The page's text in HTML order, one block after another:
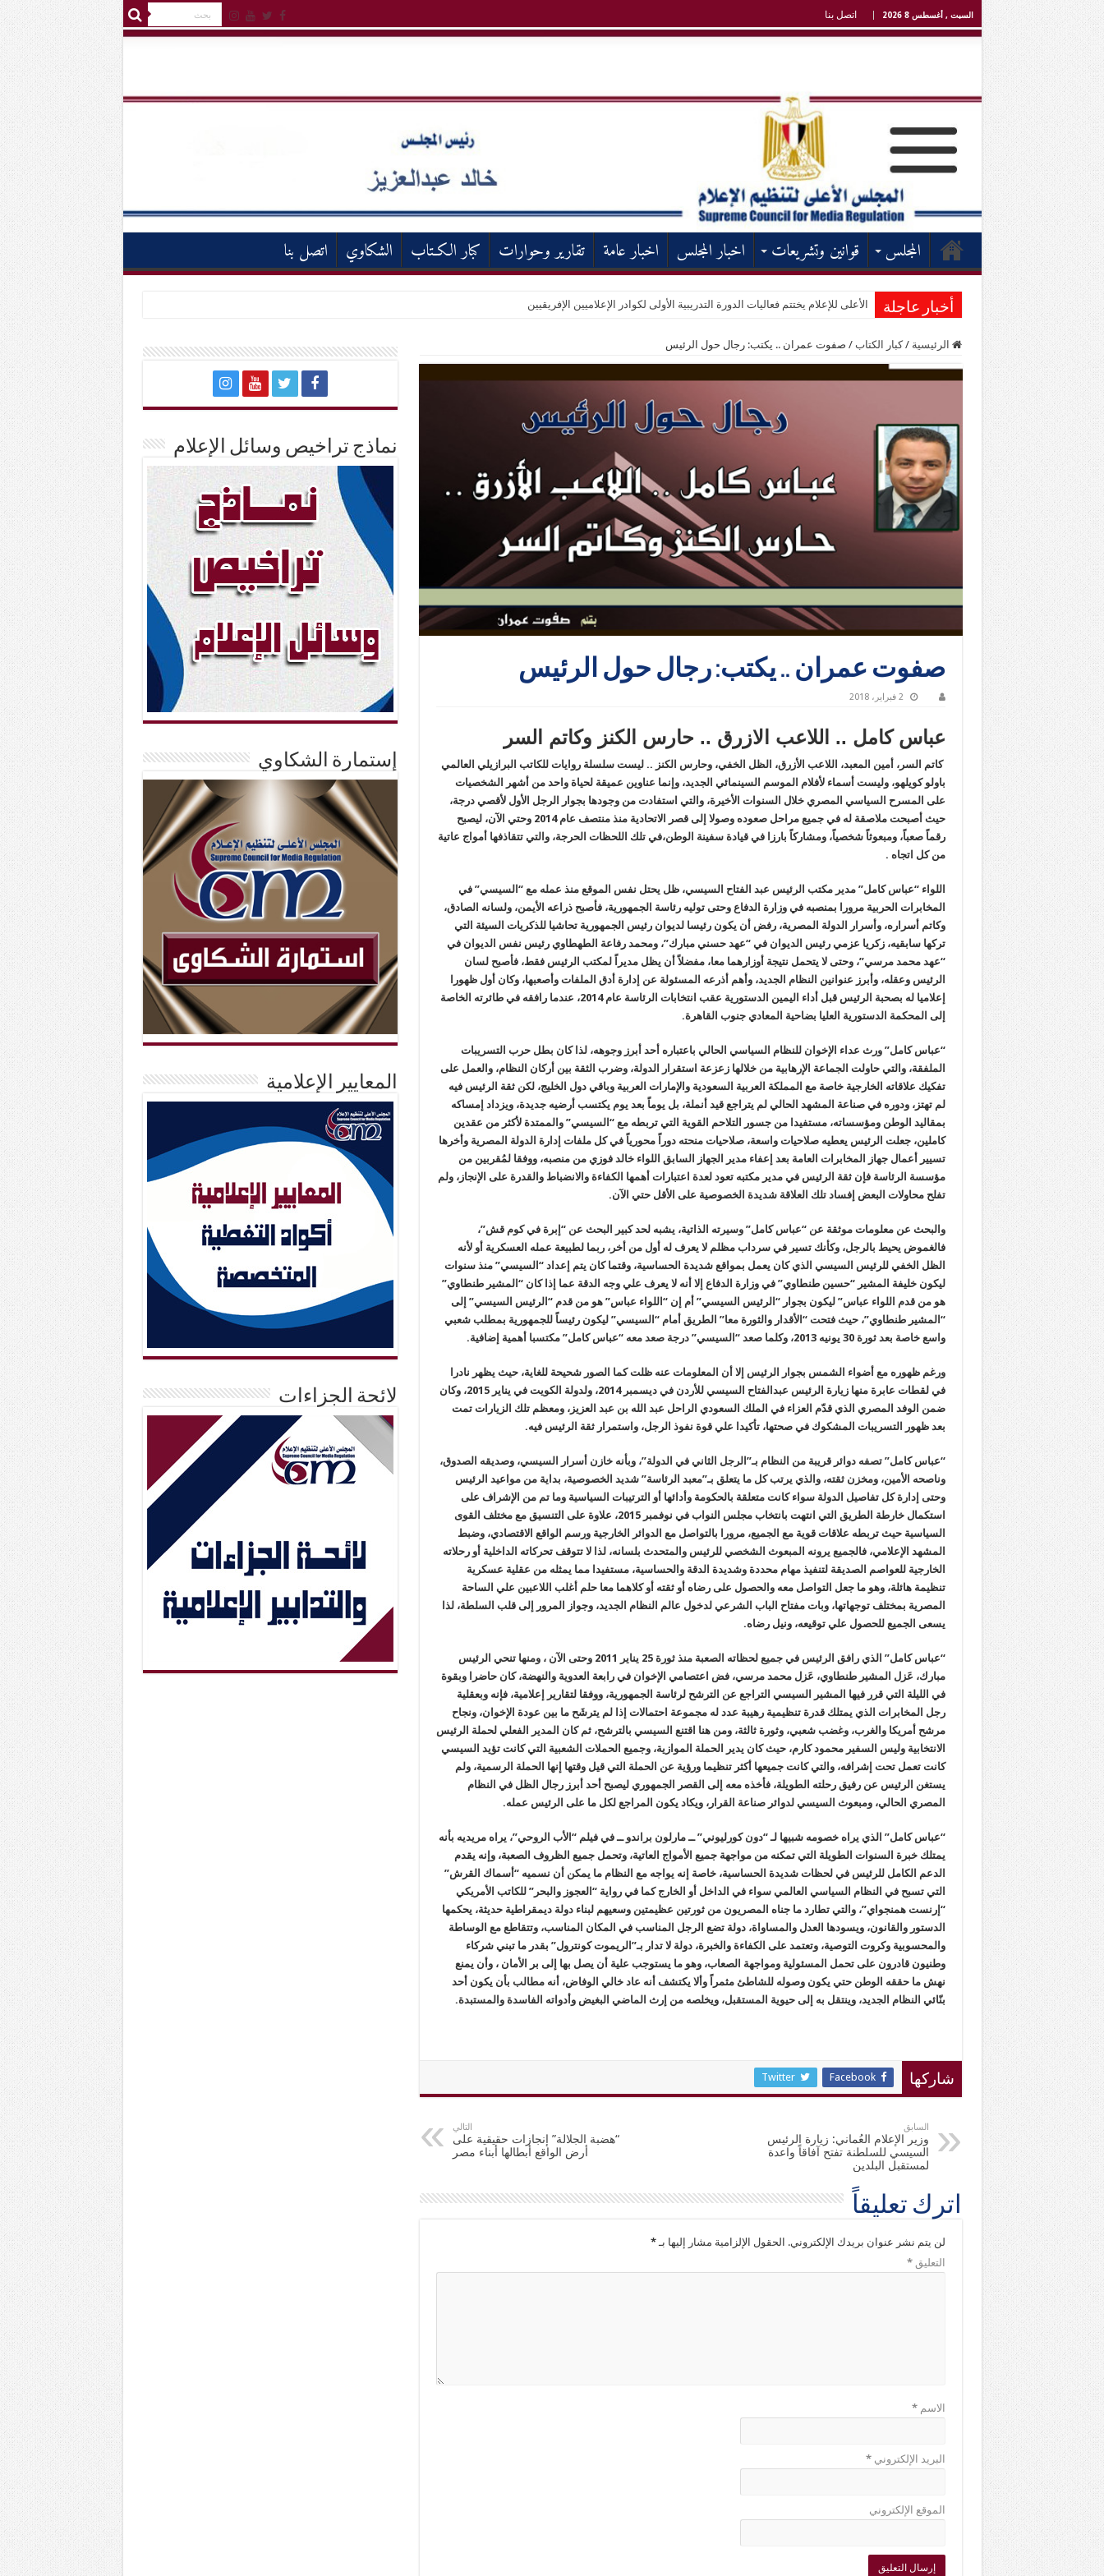
السبت , أغسطس 8 2026 اتصل بنا
المجلس قوانين وتشريعات اخبار المجلس اخبار عامة تقارير وحوارات كبار الكـتاب الشكاوي اتصل بنا
أخبار عاجلة الأعلى للإعلام يختتم فعاليات الدورة التدريبية الأولى لكوادر الإعلاميين الإفريقيين
الرئيسية / كبار الكتاب / صفوت عمران .. يكتب: رجال حول الرئيس
صفوت عمران .. يكتب: رجال حول الرئيس
2 فبراير، 2018
عباس كامل .. اللاعب الازرق .. حارس الكنز وكاتم السر
كاتم السر، أمين المعبد، اللاعب الأزرق، الظل الخفي، وحارس الكنز .. ليست سلسلة روايات للكاتب البرازيلي العالمي
باولو كويلهو، وليست أسماء لأفلام الموسم السينمائي الجديد، وإنما عناوين عميقة لحياة واحد من أشهر الشخصيات
على المسرح السياسي المصري خلال السنوات الأخيرة، والتي استفادت من وجودها بجوار الرجل الأول لأقصي درجة،
حيث أصبحت ملاصقة له في جميع مراحل صعوده وصولا إلى قصر الاتحادية منذ منتصف عام 2014 وحتي الآن، ليصبح
رقماً صعباً، ومبعوثاً شخصياً، ومشاركاً بارزا في قيادة سفينة الوطن،في تلك اللحظات الحرجة، والتي تتقاذفها أمواج عاتية
من كل اتجاه .
اللواء “عباس كامل” مدير مكتب الرئيس عبد الفتاح السيسي، ظل يحتل نفس الموقع منذ عمله مع “السيسي” في
المخابرات الحربية مرورا بمنصبه في وزارة الدفاع وحتى توليه رئاسة الجمهورية، فأصبح ذراعه الأيمن، ولسانه الصادق،
وكاتم أسراره، وأسرار الدولة المصرية، رفض أن يكون رئيسا لديوان رئيس الجمهورية تحاشيا للذكريات السيئة التي
تركها سابقيه، زكريا عزمي رئيس الديوان في “عهد حسني مبارك”، ومحمد رفاعة الطهطاوي رئيس نفس الديوان في
“عهد محمد مرسي”، وحتى لا يتحمل نتيجة أوزارهما معا، مفضلاً أن يظل مديراً لمكتب الرئيس فقط، فأصبح لسان
الرئيس وعقله، وأبرز عنوانين النظام الجديد، وأهم أذرعه المسئولة عن إدارة أدق الملفات وأصعبها، وكان أول ظهورا
إعلاميا له بصحبة الرئيس قبل أداء اليمين الدستورية عقب انتخابات الرئاسة عام 2014، عندما رافقه في طائرته الخاصة
إلى المحكمة الدستورية العليا بضاحية المعادي جنوب القاهرة.
“عباس كامل” ورث عداء الإخوان للنظام السياسي الحالي باعتباره أحد أبرز وجوهه، لذا كان بطل حرب التسريبات
الملفقة، والتي حاولت الجماعة الإرهابية من خلالها زعزعة استقرار الدولة، وضرب الثقة بين أركان النظام، والعمل على
تفكيك علاقاته الخارجية خاصة مع المملكة العربية السعودية والإمارات العربية وباقي دول الخليج، لكن ثقة الرئيس فيه
لم تهتز، ودوره في صناعة المشهد الحالي لم يتراجع قيد أنملة، بل يوماً بعد يوم يكتسب أرضيه جديدة، ويزداد إمساكه
بمقاليد الوطن ومؤسساته، مستفيدا من جسور التلاحم القوية التي تربطه مع “السيسي” والممتدة لأكثر من عقدين
كاملين، جعلت الرئيس يعطيه صلاحيات واسعة، صلاحيات منحته دوراً محورياً في كل ملفات إدارة الدولة المصرية وأخرها
تسيير أعمال جهاز المخابرات العامة بعد إعفاء مدير الجهاز السابق اللواء خالد فوزي من منصبه، ووفقا لمُقربين من
مؤسسة الرئاسة فإن ثقة الرئيس في مدير مكتبه تعود لعدة اعتبارات أهمها الكفاءة والانضباط والقدرة على الإنجاز، ولم
تفلح محاولات البعض إفساد تلك العلاقة شديدة الخصوصية على الأقل حتي الآن.
والبحث عن معلومات موثقة عن “عباس كامل” وسيرته الذاتية، يشبه لحد كبير البحث عن “إبرة في كوم قش”،
فالغموض يحيط بالرجل، وكأنك تسير في سرداب مظلم لا يعرف له أول من أخر، ربما لطبيعة عمله العسكرية أو لأنه
الظل الخفي للرئيس السيسي الذي كان يعمل بمواقع شديدة الحساسية، وقتما كان يتم إعداد “السيسي” منذ سنوات
ليكون خليفة المشير “حسين طنطاوي” في وزارة الدفاع إلا أنه لا يعرف علي وجه الدقة عما إذا كان “المشير طنطاوي”
هو من قدم اللواء عباس” ليكون بجوار “الرئيس السيسي” أم إن “اللواء عباس” هو من قدم “الرئيس السيسي” إلى
“المشير طنطاوي”، حيث فتحت “الأقدار والثورة معا” الطريق أمام “السيسي” ليكون رئيساً للجمهورية بمطلب شعبي
واسع خاصة بعد ثورة 30 يونيه 2013، وكلما صعد “السيسي” درجة صعد معه “عباس كامل” مكتسبا أهمية إضافية.
ورغم ظهوره مع أضواء الشمس بجوار الرئيس إلا أن المعلومات عنه ظلت كما الصور شحيحة للغاية، حيث يظهر نادرا
في لقطات عابرة منها زيارة الرئيس عبدالفتاح السيسي للأردن في ديسمبر 2014، ولدولة الكويت في يناير 2015، وكان
ضمن الوفد المصري الذي قدّم العزاء في الملك السعودي الراحل عبد الله بن عبد العزيز، ومعظم تلك الزيارات تمت
بعد ظهور التسريبات المشكوك في صحتها، تأكيدا علي قوة نفوذ الرجل، واستمرار ثقة الرئيس فيه.
“عباس كامل” تصفه دوائر قريبة من النظام بـ”الرجل الثاني في الدولة”، وبأنه خازن أسرار السيسي، وصديقه الصدوق،
وناصحه الأمين، ومخزن ثقته، والذي يرتب كل ما يتعلق بـ”معبد الرئاسة” شديد الخصوصية، بداية من مواعيد الرئيس
وحتى إدارة كل تفاصيل الدولة سواء كانت متعلقة بالحكومة وأدائها أو الترتيبات السياسية وما تم من الإشراف على
استكمال خارطة الطريق التي انتهت بانتخاب مجلس النواب في نوفمبر 2015، علاوة على التنسيق مع مختلف القوى
السياسية حيث تربطه علاقات قوية مع الجميع، مرورا بالتواصل مع الدوائر الخارجية ورسم الواقع الاقتصادي، وضبط
المشهد الإعلامي، فالجميع يرونه المبعوث الشخصي للرئيس والمتحدث بلسانه، لذا لا تتوقف تحركاته الداخلية أو رحلاته
الخارجية للعواصم الصديقة لتنفيذ مهام محددة وشديدة الدقة والحساسية، مستفيدا مما يمثله من عقلية عسكرية
تنظيمة هائلة، وهو ما جعل التواصل معه والحصول على رضاه أو ثقته أو كلاهما معا حلم أغلب اللاعبين علي الساحة
المصرية بمختلف توجهاتها، وبات مفتاح الباب الشرعي لدخول عالم النظام الجديد، وجواز المرور إلى قلب السلطة، لذا
يسعى الجميع للحصول علي توقيعه، ونيل رضاه.
“عباس كامل” الذي رافق الرئيس في جميع لحظاته الصعبة منذ ثورة 25 يناير 2011 وحتى الآن ، ومنها تنحي الرئيس
مبارك، عَزل المشير طنطاوي، عَزل محمد مرسي، فض اعتصامي الإخوان في رابعة العدوية والنهضة، كان حاضرا وبقوة
في الليلة التي قرر فيها المشير السيسي التراجع عن الترشح لرئاسة الجمهورية، ووفقا لتقارير إعلامية، فإنه وبعقلية
رجل المخابرات الذي يمتلك قدرة تنظيمية رهيبة عدد له مجموعة احتمالات إذا لم يترشَح ما بين عودة الإخوان، ونجاح
مرشح أمريكا والغرب، وغضب شعبي، وثورة ثالثة، ومن هنا اقتنع السيسي بالترشح، ثم كان المدير الفعلي لحملة الرئيس
الانتخابية وليس السفير محمود كارم، حيث كان يدير الحملة الموازية، وجميع الحملات الشعبية التي كانت تؤيد السيسي
كانت تعمل تحت إشرافه، والتي كانت جميعها أكثر تنظيما ورؤية عن الحملة التي قيل وقتها إنها الحملة الرسمية، ولم
يستغن الرئيس عن رفيق رحلته الطويلة، فأخذه معه إلى القصر الجمهوري ليصبح أحد أبرز رجال الظل في النظام
المصري الحالي، ومبعوث السيسي لدوائر صناعة القرار، ويكاد يكون المراجع لكل ما على الرئيس عمله.
“عباس كامل” الذي يراه خصومه شبيها لـ “دون كورليوني” ــ مارلون براندو ــ في فيلم “الأب الروحي”، يراه مريديه بأنه
يمتلك خبرة السنوات الطويلة التي تمكنه من مواجهة جميع الأمواج العاتية، وتحمل جميع الظروف الصعبة، وإنه يقدم
الدعم الكامل للرئيس في لحظات شديدة الحساسية، خاصة إنه يواجه مع النظام ما يمكن أن نسميه “أسماك القرش”
التي تسبح في النظام السياسي العالمي سواء في الداخل أو الخارج كما في رواية “العجوز والبحر” للكاتب الأمريكي
“إرنست همنجواي”، والتي تطارد ما جناه المصريون من ثورتين عظيمتين وسعيهم لبناء دولة ديمقراطية حديثة، يحكمها
الدستور والقانون، ويسودها العدل والمساواة، دولة تضع الرجل المناسب في المكان المناسب، وتتقاطع مع الوساطة
والمحسوبية وكروت التوصية، وتعتمد على الكفاءة والخبرة، دولة لا تدار بـ”الريموت كونترول” بقدر ما تبني شركاء
وطنيون قادرون على تحمل المسئولية ومواجهة الصعاب، وهو ما يستوجب علية أن يصل بها إلى بر الأمان ، وأن يمنع
نهش ما حققه الوطن حتي يكون وصوله للشاطئ مثمراً وألا يكتشف أنه عاد خالي الوفاض، أنه مطالب بأن يكون أحد
بنّائي النظام الجديد، وينتقل به إلى حيوية المستقبل، ويخلصه من إرث الماضي البغيض وأدواته الفاسدة والمستبدة.
شاركها Facebook
Twitter
السابق
وزير الإعلام العُماني: زيارة الرئيس
السيسي للسلطنة تفتح آفاقاً واعدة
لمستقبل البلدين
التالي
“هضبة الجلالة” إنجازات حقيقية على
أرض الواقع أبطالها أبناء مصر
اترك تعليقاً
لن يتم نشر عنوان بريدك الإلكتروني. الحقول الإلزامية مشار إليها بـ*
التعليق*
الاسم*
البريد الإلكتروني*
الموقع الإلكتروني
نماذج تراخيص وسائل الإعلام
إستمارة الشكاوي
المعايير الإعلامية
لائحة الجزاءات